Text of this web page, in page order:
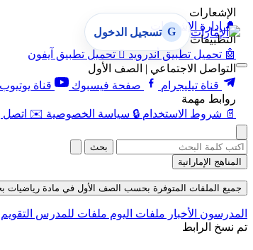
الإشعارات
🔔 إدارة الإشعارات
التطبيقات
🤖 تحميل تطبيق أندرويد  تحميل تطبيق آيفون
التواصل الاجتماعي | الصف الأول
قناة تيليجرام
صفحة فيسبوك قناة يوتيوب
روابط مهمة
📄 شروط الاستخدام 🔒 سياسة الخصوصية ✉️ اتصل
G تسجيل الدخول
بحث
المناهج الإماراتية
جميع الملفات المتوفرة بحسب الصف الأول في مادة رياضيات بحسب
المدرسون الأخبار ملفات اليوم ملفات للمدرس
تم نسخ الرابط